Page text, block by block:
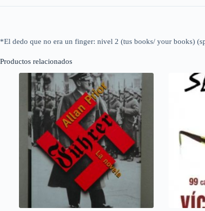
*El dedo que no era un finger: nivel 2 (tus books/ your books)
Productos relacionados